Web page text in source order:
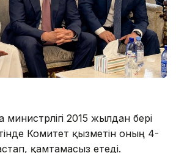
2015 жылдан бері
Комитет қызметін оның 4-
қамтамасыз етеді.